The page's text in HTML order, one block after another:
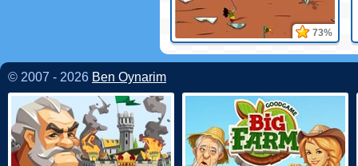
73%
© 2007 - 2026 Ben Oynarim